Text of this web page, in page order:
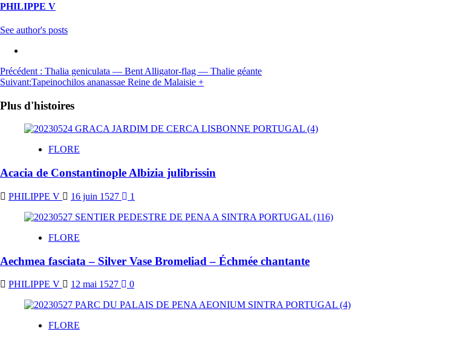
PHILIPPE V
See author's posts
Précédent : Thalia geniculata — Bent Alligator-flag — Thalie géante
Suivant:Tapeinochilos ananassae Reine de Malaisie +
Plus d'histoires
FLORE
Acacia de Constantinople Albizia julibrissin
PHILIPPE V 16 juin 1527 1
FLORE
Aechmea fasciata – Silver Vase Bromeliad – Échmée chantante
PHILIPPE V 12 mai 1527 0
FLORE